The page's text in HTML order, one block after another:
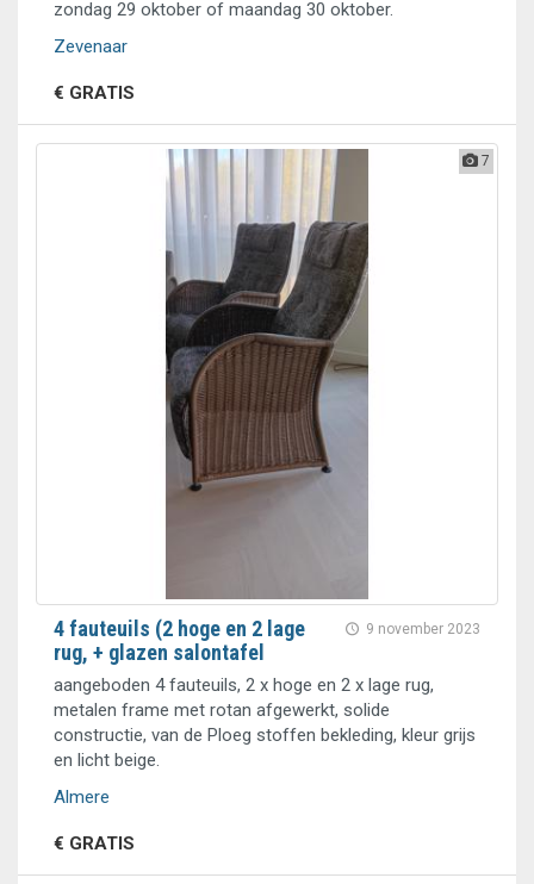
zondag 29 oktober of maandag 30 oktober.
Zevenaar
€ GRATIS
7
9 november 2023
4 fauteuils (2 hoge en 2 lage
rug, + glazen salontafel
aangeboden 4 fauteuils, 2 x hoge en 2 x lage rug,
metalen frame met rotan afgewerkt, solide
constructie, van de Ploeg stoffen bekleding, kleur grijs
en licht beige.
Almere
€ GRATIS